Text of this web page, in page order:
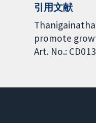
引用文献
promote
Art. No.: